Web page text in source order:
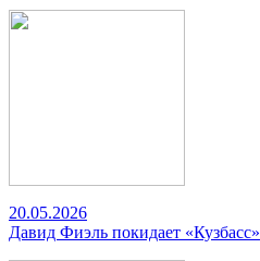
20.05.2026
Давид Фиэль покидает «Кузбасс»